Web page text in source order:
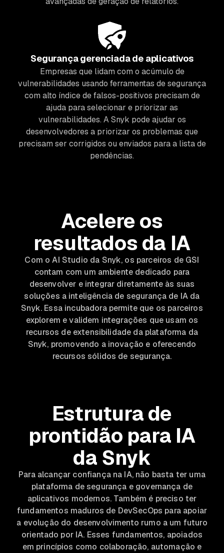
Segurança gerenciada de aplicativos
Empresas que lidam com o acúmulo de
vulnerabilidades usando ferramentas de segurança
com alto índice de falsos-positivos precisam de
ajuda para selecionar e priorizar as
vulnerabilidades. A Snyk pode ajudar os
desenvolvedores a priorizar os problemas que
precisam ser corrigidos ou enviados para a lista de
pendências.
Acelere os
resultados da IA
Com o AI Studio da Snyk, os parceiros de GSI
contam com um ambiente dedicado para
desenvolver e integrar diretamente às suas
soluções a inteligência de segurança de IA da
Snyk. Essa incubadora permite que os parceiros
explorem e validem integrações que usam os
recursos de extensibilidade da plataforma da
Snyk, promovendo a inovação e oferecendo
recursos sólidos de segurança.
Estrutura de
prontidão para IA
da Snyk
Para alcançar confiança na IA, não basta ter uma
plataforma de segurança e governança de
aplicativos modernos. Também é preciso ter
fundamentos maduros de DevSecOps para apoiar
a evolução do desenvolvimento rumo a um futuro
orientado por IA. Esses fundamentos, apoiados
em princípios como colaboração, automação e